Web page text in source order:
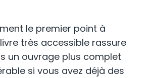
le premier point à
très accessible rassure
un ouvrage plus complet
si vous avez déjà des